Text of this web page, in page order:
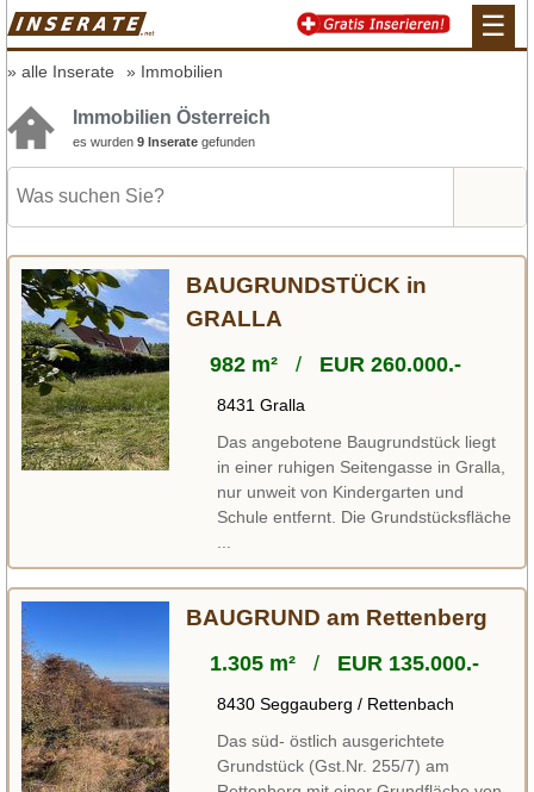
☰
alle Inserate Immobilien
Immobilien Österreich
es wurden 9 Inserate gefunden
BAUGRUNDSTÜCK in
GRALLA
982 m²/ EUR 260.000.-
8431 Gralla
Das angebotene Baugrundstück liegt
in einer ruhigen Seitengasse in Gralla,
nur unweit von Kindergarten und
Schule entfernt. Die Grundstücksfläche
BAUGRUND am Rettenberg
1.305 m²/ EUR 135.000.-
8430 Seggauberg / Rettenbach
Das süd- östlich ausgerichtete
Grundstück (Gst.Nr. 255/7) am